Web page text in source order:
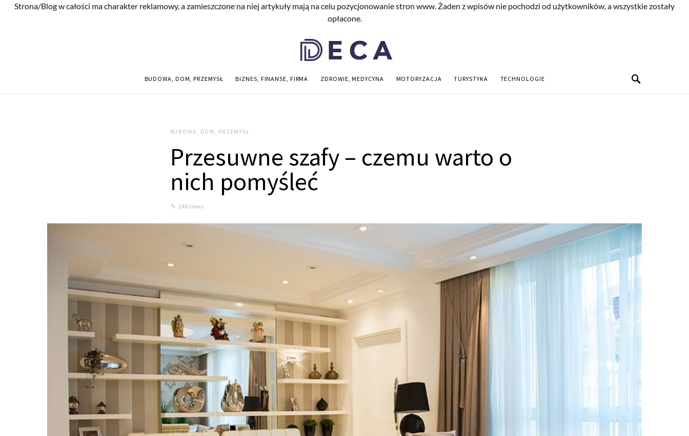
Strona/Blog w całości ma charakter reklamowy, a zamieszczone na niej artykuły mają na celu pozycjonowanie stron www. Żaden z wpisów nie pochodzi od użytkowników, a wszystkie zostały
opłacone.
BUDOWA, DOM, PRZEMYSŁ BIZNES, FINANSE, FIRMA ZDROWIE, MEDYCYNA MOTORYZACJA TURYSTYKA TECHNOLOGIE
BUDOWA, DOM, PRZEMYSŁ
Przesuwne szafy – czemu warto o
nich pomyśleć
248 views